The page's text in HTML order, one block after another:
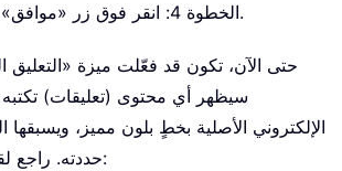
الخطوة 4: انقر فوق زر «موافق» لإغلاق مربع الحوار.
حتى الآن، تكون قد فعّلت ميزة «التعليق
سيظهر أي محتوى (تعليقات)
الإلكتروني الأصلية بخطٍ بلون مميز، ويسبقها
حددته. راجع لقطة الشاشة التالية: